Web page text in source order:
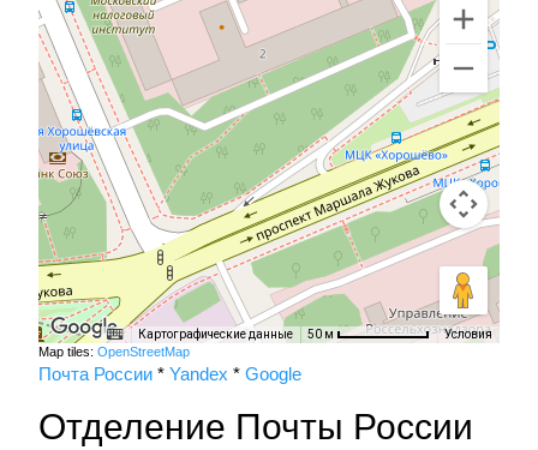
Картографические данные 50 м Условия
Map tiles: OpenStreetMap
Почта России * Yandex * Google
Отделение Почты России